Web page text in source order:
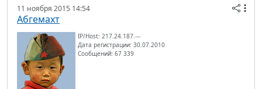
11 ноября 2015 14:54
Абгемахт
IP/Host: 217.24.187.---
Дата регистрации: 30.07.2010
Сообщений: 67 339